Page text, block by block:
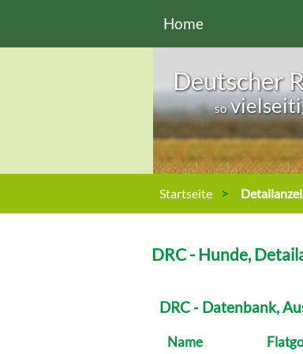
Home
Deutscher
so
Sie sind hier
Startseite
DRC - Hunde,
DRC - Datenbank,
Name